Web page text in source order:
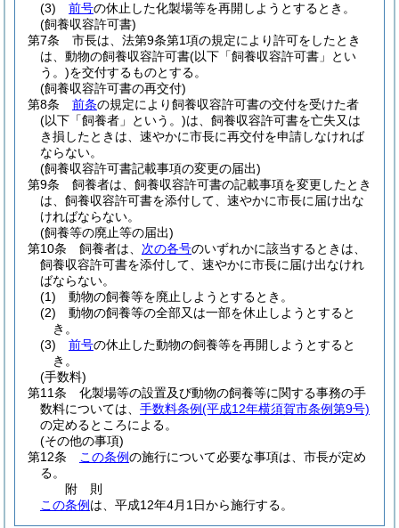
(3)
前号の休止した化製場等を再開しようとするとき。
(飼養収容許可書)
第7条
市長は、法第9条第1項の規定により許可をしたとき
は、動物の飼養収容許可書(以下「飼養収容許可書」とい
う。)を交付するものとする。
(飼養収容許可書の再交付)
第8条
前条の規定により飼養収容許可書の交付を受けた者
(以下「飼養者」という。)は、飼養収容許可書を亡失又は
き損したときは、速やかに市長に再交付を申請しなければ
ならない。
(飼養収容許可書記載事項の変更の届出)
第9条
飼養者は、飼養収容許可書の記載事項を変更したとき
は、飼養収容許可書を添付して、速やかに市長に届け出な
ければならない。
(飼養等の廃止等の届出)
第10条
飼養者は、 次の各号のいずれかに該当するときは、
飼養収容許可書を添付して、速やかに市長に届け出なけれ
ばならない。
(1)
動物の飼養等を廃止しようとするとき。
(2)
動物の飼養等の全部又は一部を休止しようとすると
き。
(3)
前号の休止した動物の飼養等を再開しようとすると
き。
(手数料)
第11条
化製場等の設置及び動物の飼養等に関する事務の手
数料については、 手数料条例(平成12年横須賀市条例第9号)
の定めるところによる。
(その他の事項)
第12条
この条例の施行について必要な事項は、市長が定め
る。
附 則
この条例 は、平成12年4月1日から施行する。